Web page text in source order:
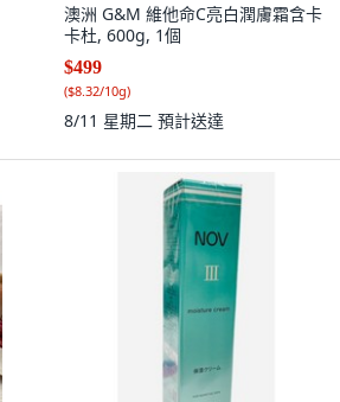
澳洲 G&M 維他命C亮白潤膚霜含卡
卡杜, 600g, 1個
$499
($8.32/10g)
8/11 星期二 預計送達